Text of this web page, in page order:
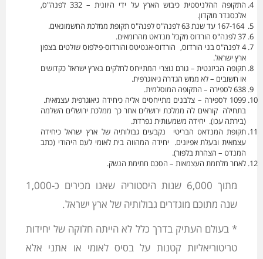
התקופה ההלניסטית כיבוש הארץ על ידי היוונית – 332 לפנה"ס,
אלכסנדר מוקדון.
167-164 עד שנת 63 לפנה"ס לפנה"ס תקופת ממלכת החשמונאים.
37 לפנה"ס הורדוס מקבל מנדאט מהרומאים.
4 לפנה"ס בני הורדוס, הורדוס-אנטיטס והורדוס-פילפוס שולטים בצפון
ארץ ישראל.
תקופה הביזנטית – גורם נוצרי המתייחס לחלקים בארץ ישראל כקדושים
או חשובים – לא ממש הגדרה גיאוגרפית.
638 לספירה – התקופה המוסלמית.
1099 לספירה – צלבנים מתייחסים אליה כיחידה גיאוגרפית עצמאית.
בתחילה קוראים לה ממלכת ירושלים אחר כך ממלכת ירושלים השלמה
(בירתה עכו). יחידה משמעותית נפרדת.
תקופת המנדאט הבריטי נקבעים גבולותיה של ארץ ישראל כיחידה
עצמאית ובעלת אפיונים. יחידה המהווה בית לאומי לעם היהודי (כתב
המנדט – הצהרת בלפור).
לאחר מלחמת העצמאות – הסכם חתימת הנשק.
מתוך 6,000 שנות היסטוריה שאנו מכירים כ-1,000
שנה מתוכם מוגדרים גבולותיה של ארץ ישראל.
* בעולם העתיק בדרך כלל לא הייתה חלוקה של יחידות
טריטוריאליות קטנות על בסיס לאומי או אתני אלא